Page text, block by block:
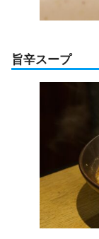
旨辛スープ